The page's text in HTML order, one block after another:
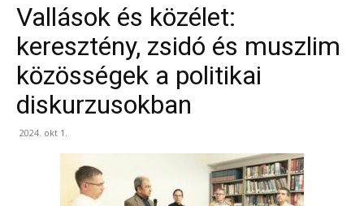
Vallások és közélet:
keresztény, zsidó és muszlim
közösségek a politikai
diskurzusokban
2024. okt 1.